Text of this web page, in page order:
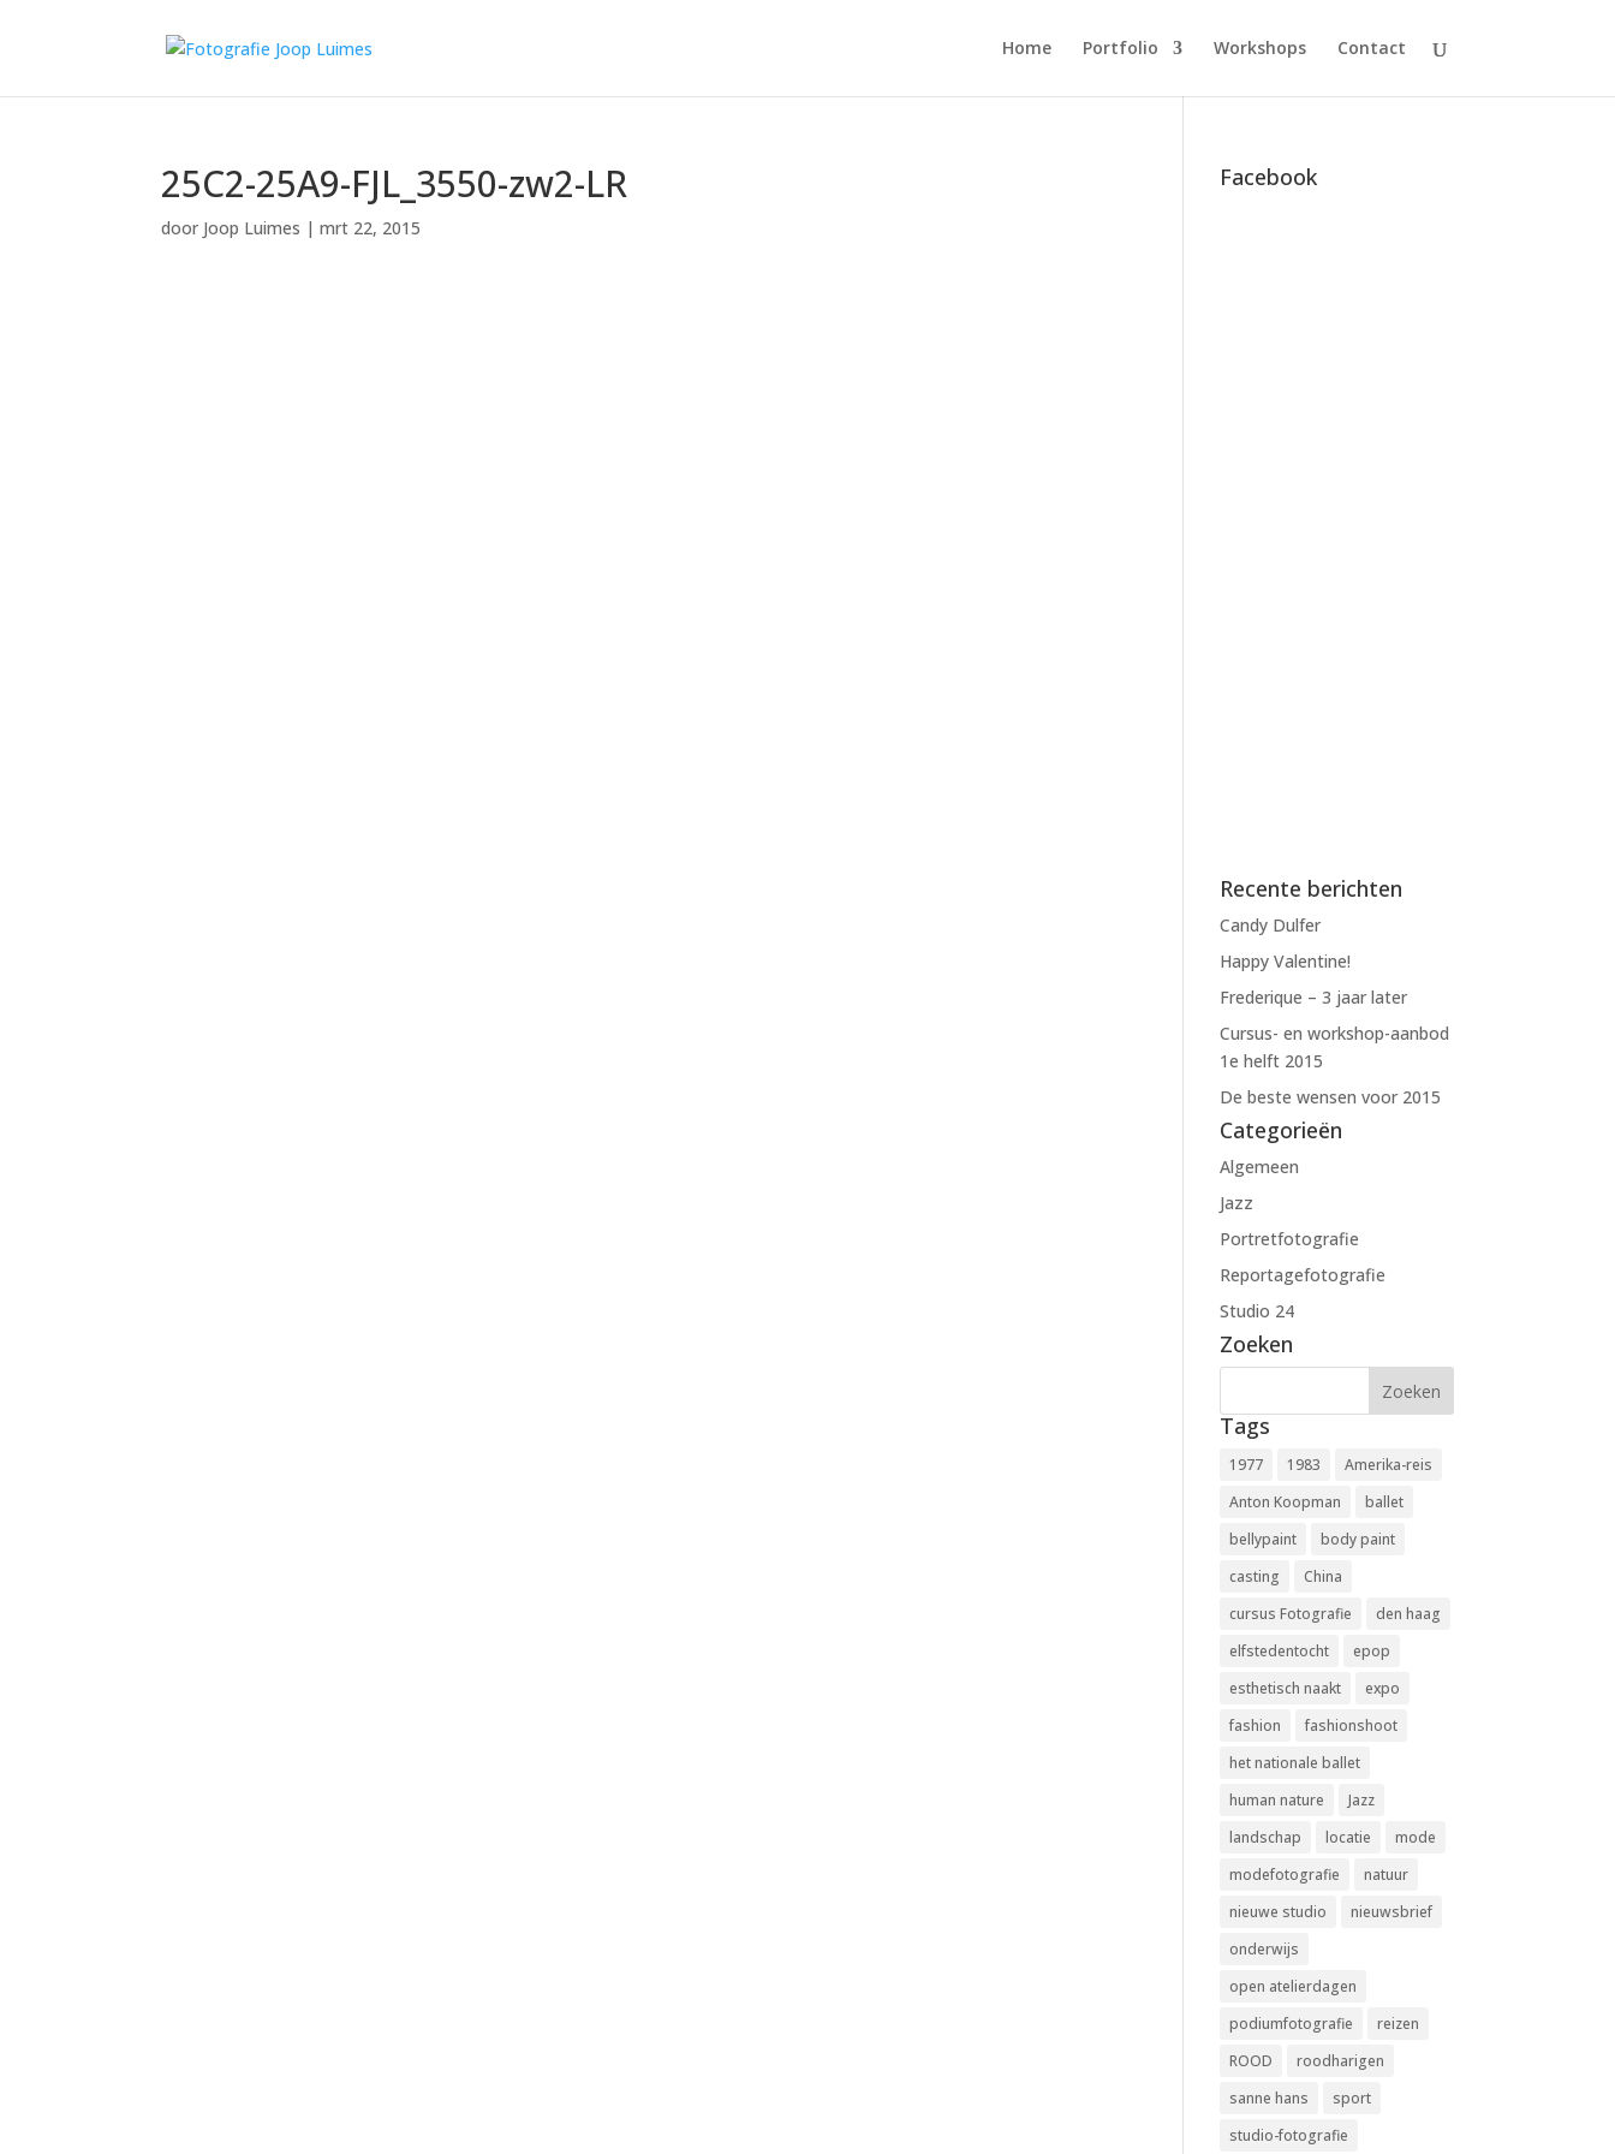
Home Portfolio Workshops Contact
25C2-25A9-FJL_3550-zw2-LR
door Joop Luimes |mrt 22, 2015
Facebook
Recente berichten
Candy Dulfer
Happy Valentine!
Frederique – 3 jaar later
Cursus- en workshop-aanbod
1e helft 2015
De beste wensen voor 2015
Categorieën
Algemeen
Jazz
Portretfotografie
Reportagefotografie
Studio 24
Zoeken
Tags
1977 1983
Amerika-reis
Anton Koopman
ballet
bellypaint
body paint
casting
China
cursus Fotografie
den haag
elfstedentocht
epop
esthetisch naakt
expo
fashion
fashionshoot
het nationale ballet
human nature
Jazz
landschap
locatie
mode
modefotografie
natuur
nieuwe studio
nieuwsbrief
onderwijs
open atelierdagen
podiumfotografie
reizen
ROOD
roodharigen
sanne hans
sport
studio-fotografie